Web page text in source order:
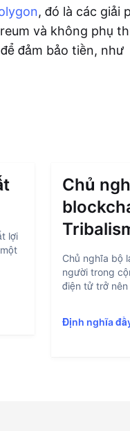
, đó là các giải
và không phụ
đảm bảo tiền, như
lợi
Chủ
Chủ nghĩa bộ
người trong
điện tử trở nên
Định nghĩa